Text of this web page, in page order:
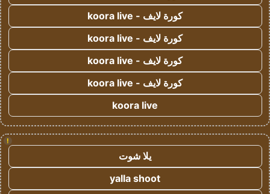
كورة لايف - koora live
كورة لايف - koora live
كورة لايف - koora live
كورة لايف - koora live
koora live
!
يلا شوت
yalla shoot